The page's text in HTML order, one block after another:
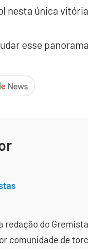
nesta única
esse
redação do
comunidade de